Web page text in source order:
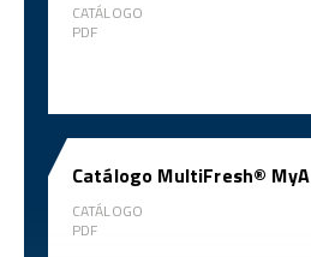
CATÁLOGO
PDF
Catálogo MultiFresh® MyA
CATÁLOGO
PDF